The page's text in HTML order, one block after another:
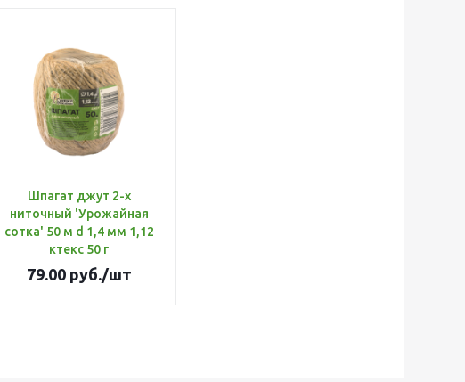
Шпагат джут 2-х
ниточный 'Урожайная
сотка' 50 м d 1,4 мм 1,12
ктекс 50 г
79.00руб./шт